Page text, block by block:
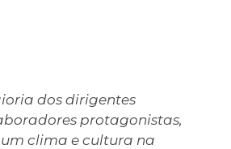
dos dirigentes
protagonistas,
clima e cultura na